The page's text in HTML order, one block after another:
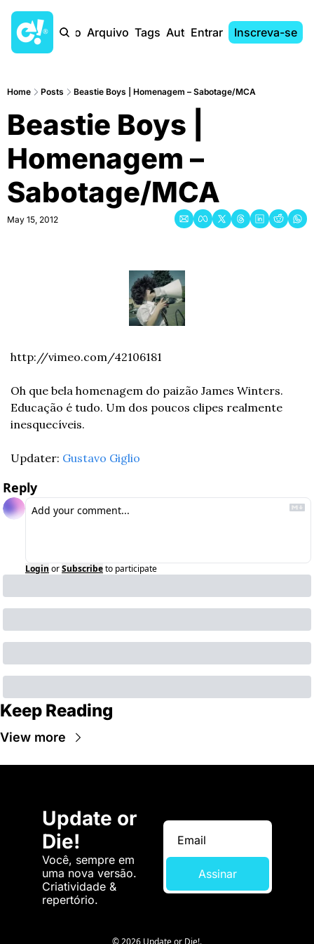
Início Arquivo Tags AutoresEntrar Inscreva-se
Home Posts Beastie Boys | Homenagem – Sabotage/MCA
Beastie Boys |
Homenagem –
Sabotage/MCA
May 15, 2012
http://vimeo.com/42106181
Oh que bela homenagem do paizão James Winters.
Educação é tudo. Um dos poucos clipes realmente
inesquecíveis.
Updater: Gustavo Giglio
Reply
Login orSubscribeto participate
Keep Reading
View more
Update or
Die!
Você, sempre em
uma nova versão.
Criatividade &
repertório.
Assinar